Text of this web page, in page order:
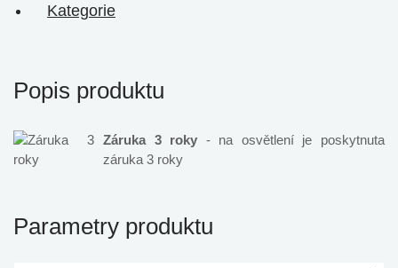
Kategorie
Popis produktu
Záruka 3 roky - na osvětlení je poskytnuta
záruka 3 roky
Parametry produktu